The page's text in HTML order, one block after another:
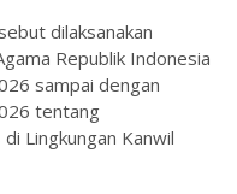
dilaksanakan
Republik Indonesia
sampai dengan
tentang
Lingkungan Kanwil